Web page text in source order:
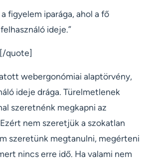
figyelem iparága, ahol a fő
ideje.”
quote]
webergonómiai alaptörvény,
ideje drága. Türelmetlenek
szeretnénk megkapni az
nem szeretjük a szokatlan
szeretünk megtanulni, megérteni
nincs erre idő. Ha valami nem